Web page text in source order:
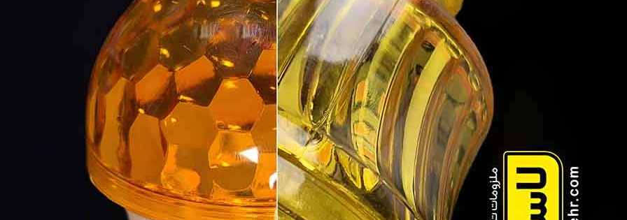
معرفی لامپ لاسوگاسی گلابی و زنبوری
لامپ لاسوگاسی گلابی به دلیل شکل منحصر‌به‌فرد و نور گرم و طبیعی‌ای که تولید می‌کند، در بیشتر تابلوهای نئونی و تبلیغاتی که با طرح کلاسیک هستند، مورد
استفاده قرار می‌گیرد. این لامپ برای جذب توجه در محیط‌های مختلف بسیار پرکاربرد و مناسب است.
لامپ‌های زنبوری، نسبت به لامپ‌های لاسوگاسی گلابی تکنولوژی جدیدتری دارند و همان‌طور که از نامشان پیداست، طراحی شبیه به لانه زنبور دارند که از این
بیشتر در تابلوهای مدرن و دیجیتال استفاده می‌شود.
در ادامه به یک سری از موارد تفاوت لامپ لاسوگاسی گلابی و زنبوری می‌پردازیم.